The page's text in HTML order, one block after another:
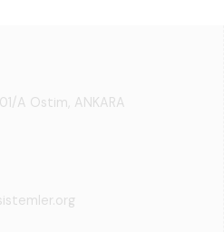
A Ostim, ANKARA